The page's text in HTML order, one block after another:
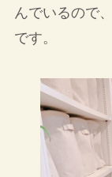
んでいるので
です。